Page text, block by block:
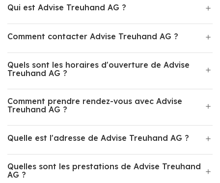
Qui est Advise Treuhand AG ?
Comment contacter Advise Treuhand AG ?
Quels sont les horaires d'ouverture de Advise
Treuhand AG ?
Comment prendre rendez-vous avec Advise
Treuhand AG ?
Quelle est l'adresse de Advise Treuhand AG ?
Quelles sont les prestations de Advise Treuhand
AG ?